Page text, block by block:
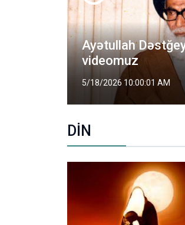
Şəhid Mütəhərri
5/2/2026 2:00:01 PM
DİN